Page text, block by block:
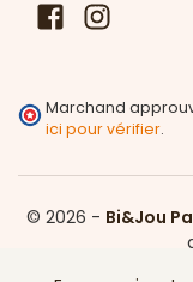
Facebook
Marchand
ici pour vérifier.
© 2026 - Bi&Jou